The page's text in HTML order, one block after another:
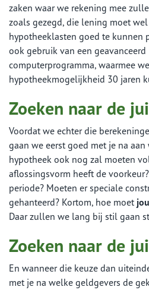
zaken waar we rekening mee
zoals gezegd, die lening moet
hypotheeklasten goed te kunnen
ook gebruik van een geavanceerd
computerprogramma, waarmee
hypotheekmogelijkheid 30 jaren
Zoeken naar de
Voordat we echter die
gaan we eerst goed met je na
hypotheek ook nog zal moeten
aflossingsvorm heeft de
periode? Moeten er speciale
gehanteerd? Kortom, hoe moet
Daar zullen we lang bij stil gaan
Zoeken naar de
En wanneer die keuze dan
met je na welke geldgevers de